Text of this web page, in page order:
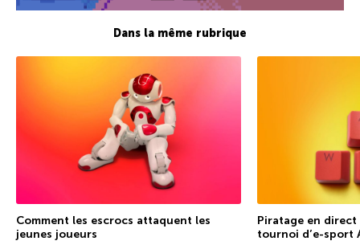
Dans la même rubrique
Comment les escrocs attaquent les
jeunes joueurs
Piratage en direct
tournoi d’e-sport